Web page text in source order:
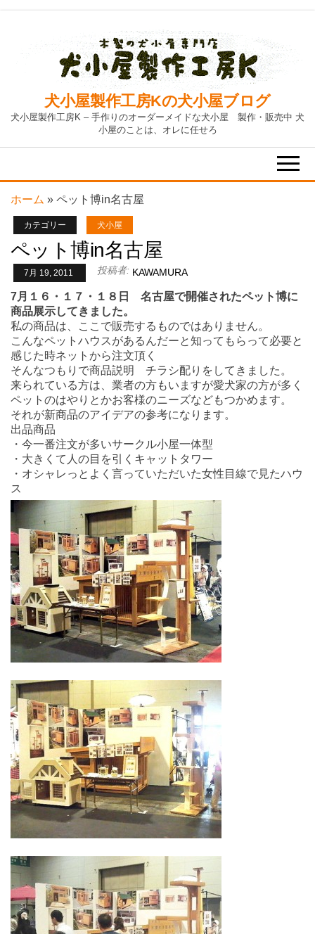
content
犬小屋製作工房Kの犬小屋ブログ
犬小屋製作工房K – 手作りのオーダーメイドな犬小屋 製作・販売中 犬
小屋のことは、オレに任せろ
ホーム » ペット博in名古屋
カテゴリー 犬小屋
ペット博in名古屋
7月 19, 2011 投稿者: KAWAMURA
7月１６・１７・１８日 名古屋で開催されたペット博に
商品展示してきました。
私の商品は、ここで販売するものではありません。
こんなペットハウスがあるんだーと知ってもらって必要と
感じた時ネットから注文頂く
そんなつもりで商品説明 チラシ配りをしてきました。
来られている方は、業者の方もいますが愛犬家の方が多く
ペットのはやりとかお客様のニーズなどもつかめます。
それが新商品のアイデアの参考になります。
出品商品
・今一番注文が多いサークル小屋一体型
・大きくて人の目を引くキャットタワー
・オシャレっとよく言っていただいた女性目線で見たハウ
ス